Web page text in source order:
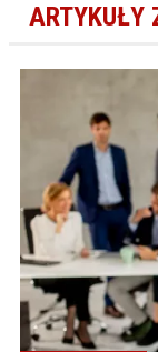
ARTYKUŁY